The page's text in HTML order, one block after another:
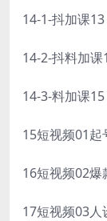
14-1-抖加课
14-2-抖料加
14-3-料加课
15短视频01
16短视频02
17短视频03